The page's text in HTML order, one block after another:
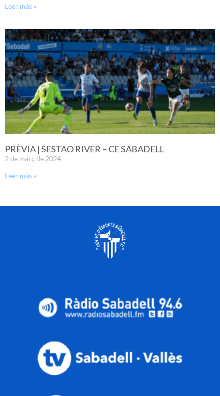
Leer más »
PRÈVIA | SESTAO RIVER – CE SABADELL
2 de març de 2024
Leer más »